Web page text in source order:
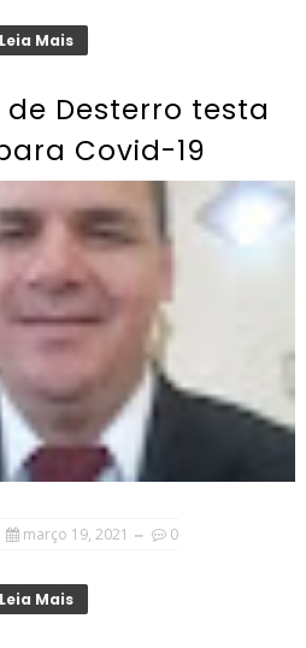
Leia Mais
Desterro testa
Covid-19
março 19, 2021 0
Leia Mais